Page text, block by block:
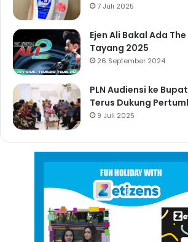
7 Juli 2025
Ejen Ali Bakal Ada
Tayang 2025
26 September 2024
PLN Audiensi ke
Terus Dukung
9 Juli 2025